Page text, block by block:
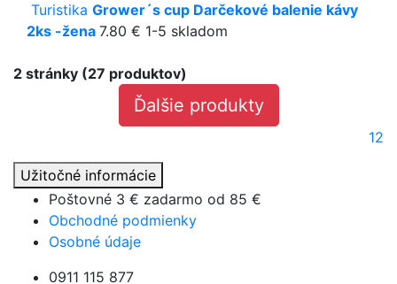
Turistika Grower´s cup Darčekové balenie kávy
2ks -žena 7.80 € 1-5 skladom
2 stránky (27 produktov)
Ďalšie produkty
12
Užitočné informácie
Poštovné 3 € zadarmo od 85 €
Obchodné podmienky
Osobné údaje
0911 115 877